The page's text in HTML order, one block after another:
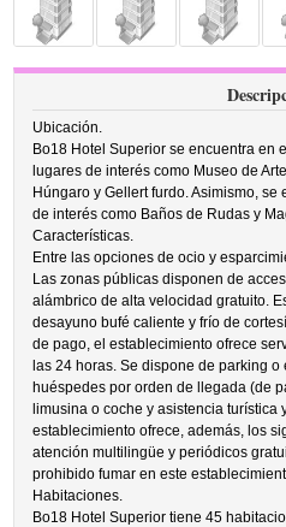
Ubicación.
Bo18 Hotel Superior se encuentra en
lugares de interés como Museo de
Húngaro y Gellert furdo. Asimismo,
de interés como Baños de Rudas y
Características.
Entre las opciones de ocio y
Las zonas públicas disponen de
alámbrico de alta velocidad gratuito.
desayuno bufé caliente y frío de
de pago, el establecimiento ofrece
las 24 horas. Se dispone de parking
huéspedes por orden de llegada (de
limusina o coche y asistencia turística
establecimiento ofrece, además, los
atención multilingüe y periódicos
prohibido fumar en este
Habitaciones.
Bo18 Hotel Superior tiene 45